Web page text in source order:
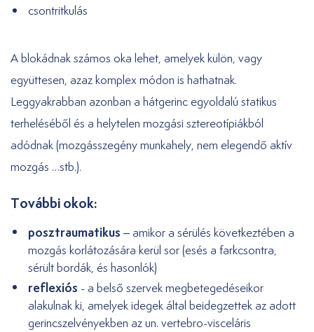
csontritkulás
A blokádnak számos oka lehet, amelyek külön, vagy
együttesen, azaz komplex módon is hathatnak.
Leggyakrabban azonban a hátgerinc egyoldalú statikus
terheléséből és a helytelen mozgási sztereotípiákból
adódnak (mozgásszegény munkahely, nem elegendő aktív
mozgás …stb.).
További okok:
posztraumatikus – amikor a sérülés következtében a
mozgás korlátozására kerül sor (esés a farkcsontra,
sérült bordák, és hasonlók)
reflexiós - a belső szervek megbetegedéseikor
alakulnak ki, amelyek idegek által beidegzettek az adott
gerincszelvényekben az un. vertebro-visceláris